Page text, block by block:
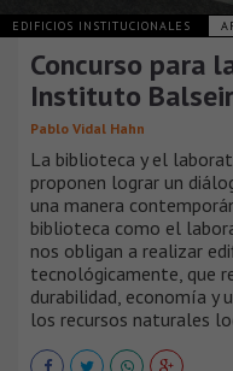
EDIFICIOS INSTITUCIONALES
Concurso para
Instituto
Pablo Vidal Hahn
La biblioteca y el
proponen lograr un
una manera
biblioteca como el
nos obligan a realizar
tecnológicamente, que
durabilidad, economía y
los recursos naturales